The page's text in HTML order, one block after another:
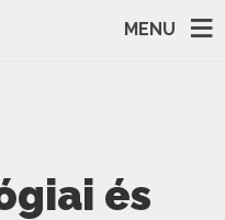
MENU
és